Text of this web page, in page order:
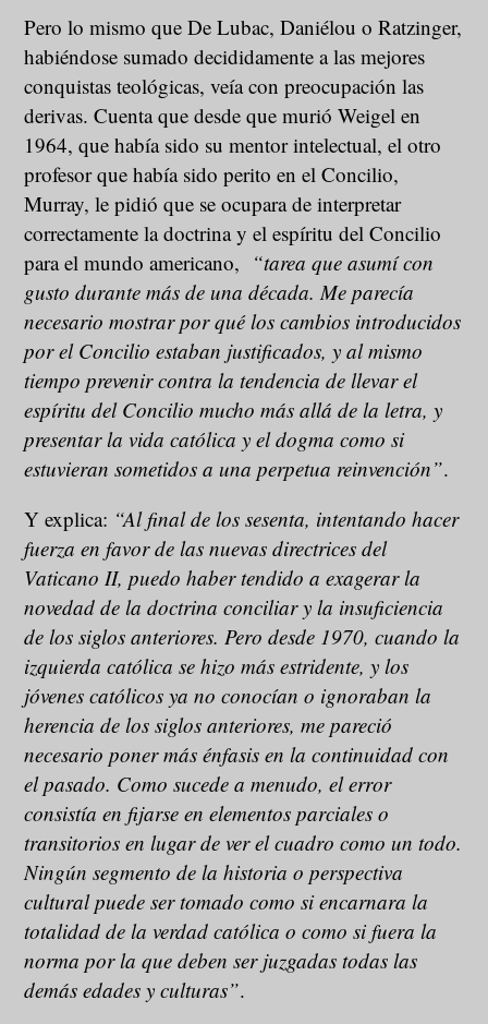
Pero lo mismo que De Lubac, Daniélou o Ratzinger,
habiéndose sumado decididamente a las mejores
conquistas teológicas, veía con preocupación las
derivas. Cuenta que desde que murió Weigel en
1964, que había sido su mentor intelectual, el otro
profesor que había sido perito en el Concilio,
Murray, le pidió que se ocupara de interpretar
correctamente la doctrina y el espíritu del Concilio
para el mundo americano, “tarea que asumí con
gusto durante más de una década. Me parecía
necesario mostrar por qué los cambios introducidos
por el Concilio estaban justificados, y al mismo
tiempo prevenir contra la tendencia de llevar el
espíritu del Concilio mucho más allá de la letra, y
presentar la vida católica y el dogma como si
estuvieran sometidos a una perpetua reinvención”.
Y explica: “Al final de los sesenta, intentando hacer
fuerza en favor de las nuevas directrices del
Vaticano II, puedo haber tendido a exagerar la
novedad de la doctrina conciliar y la insuficiencia
de los siglos anteriores. Pero desde 1970, cuando la
izquierda católica se hizo más estridente, y los
jóvenes católicos ya no conocían o ignoraban la
herencia de los siglos anteriores, me pareció
necesario poner más énfasis en la continuidad con
el pasado. Como sucede a menudo, el error
consistía en fijarse en elementos parciales o
transitorios en lugar de ver el cuadro como un todo.
Ningún segmento de la historia o perspectiva
cultural puede ser tomado como si encarnara la
totalidad de la verdad católica o como si fuera la
norma por la que deben ser juzgadas todas las
demás edades y culturas”.